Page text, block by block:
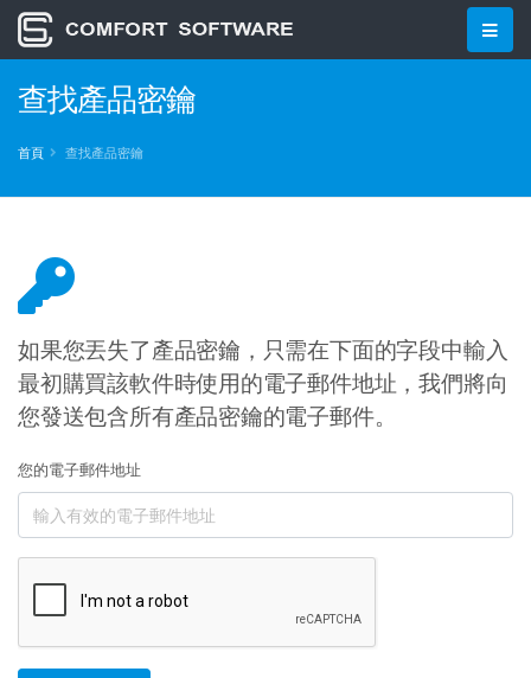
查找產品密鑰
首頁 查找產品密鑰
如果您丟失了產品密鑰，只需在下面的字段中輸入
最初購買該軟件時使用的電子郵件地址，我們將向
您發送包含所有產品密鑰的電子郵件。
您的電子郵件地址